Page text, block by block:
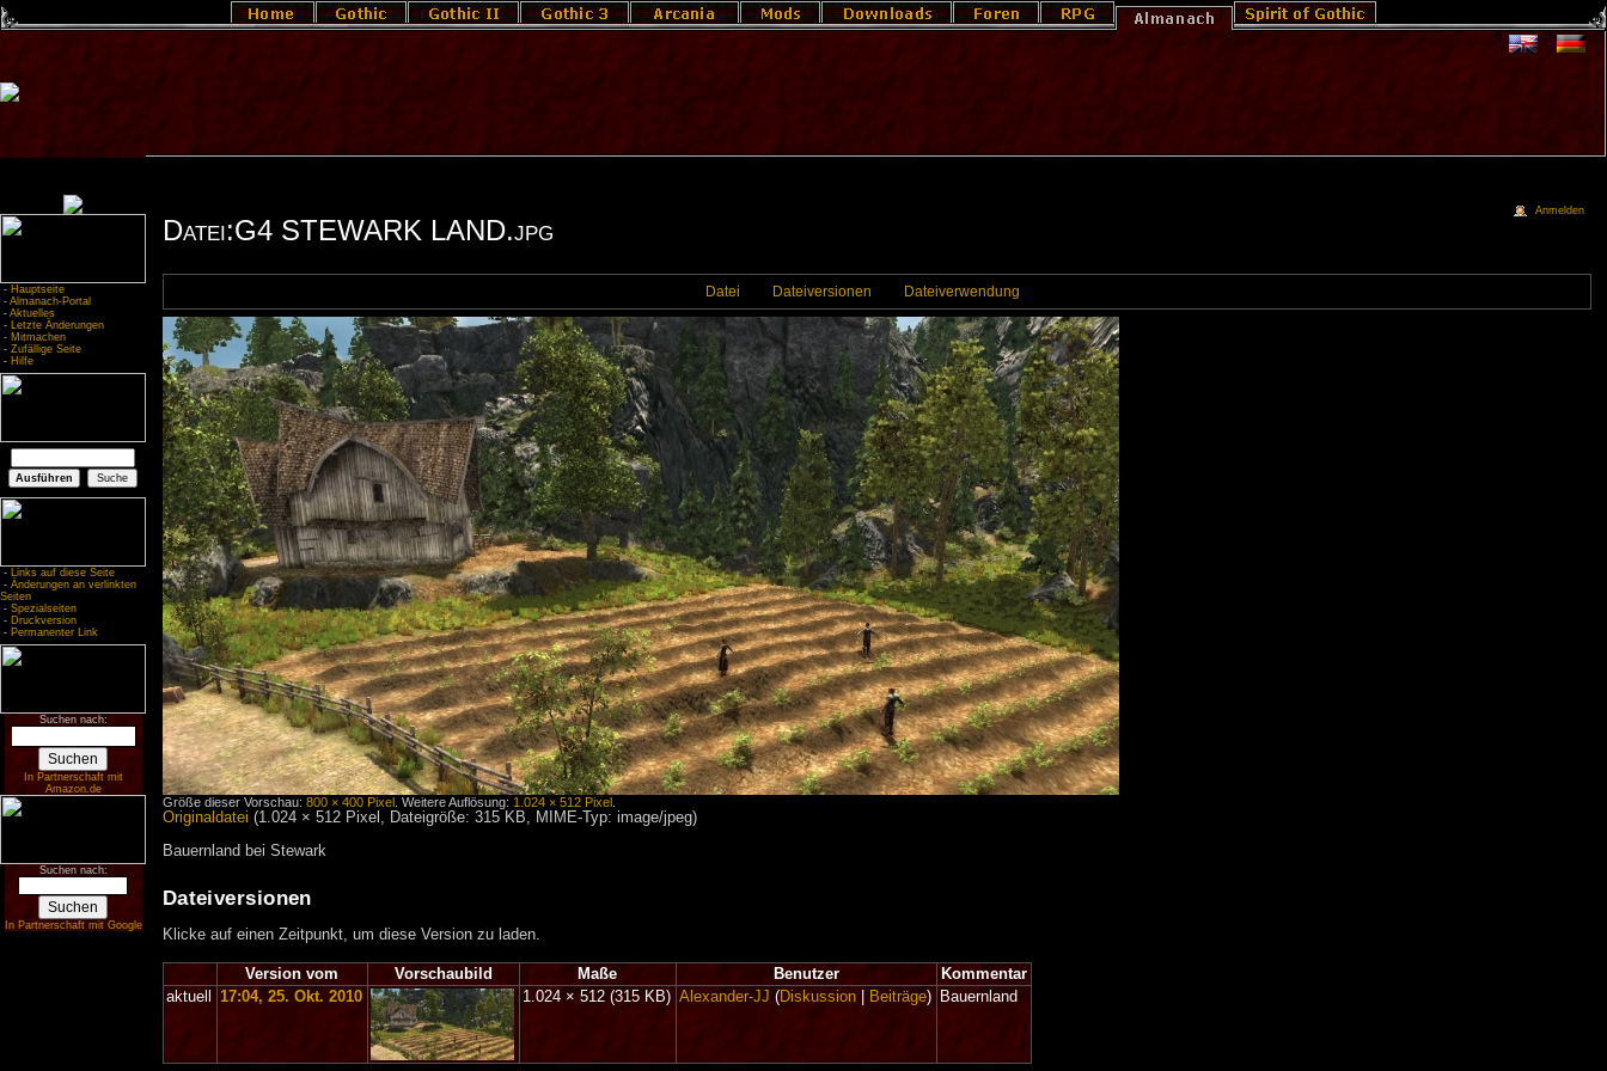
- Hauptseite
- Almanach-Portal
- Aktuelles
- Letzte Änderungen
- Mitmachen
- Zufällige Seite
- Hilfe
- Links auf diese Seite
- Änderungen an verlinkten
Seiten
- Spezialseiten
- Druckversion
- Permanenter Link
Suchen nach:
In Partnerschaft mit
Amazon.de
Suchen nach:
In Partnerschaft mit Google
Datei:G4 STEWARK LAND.jpg
Datei Dateiversionen Dateiverwendung
Größe dieser Vorschau: 800 × 400 Pixel. Weitere Auflösung: 1.024 × 512 Pixel.
Originaldatei (1.024 × 512 Pixel, Dateigröße: 315 KB, MIME-Typ: image/jpeg)
Bauernland bei Stewark
Dateiversionen
Klicke auf einen Zeitpunkt, um diese Version zu laden.
Version vom Vorschaubild Maße Benutzer
Kommentar
aktuell
17:04, 25. Okt. 2010 1.024 × 512(315 KB) Alexander-JJ (Diskussion Beiträge) Bauernland
Anmelden